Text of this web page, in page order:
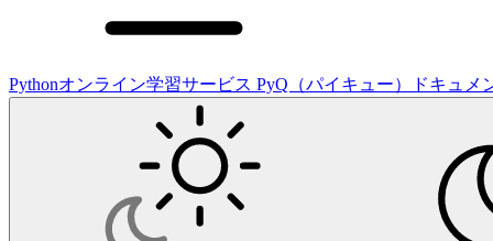
Pythonオンライン学習サービス PyQ（パイキュー）ドキュメ